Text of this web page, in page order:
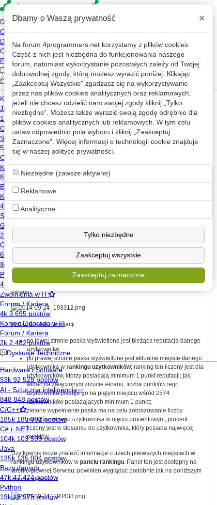
PomocKonto
Reputacja
Ten artykuł opisuje funkcjonalność reputacji w Serwisie.
***
Czym jestreputacja? Najprościej mówiąc, jest to informacja o
zaangażowaniu danego użytkownika w rozwój Serwisu
4programmers.net (dalej w skrócie: "Serwis"). Wskutek różnych czynności,
takich jak utworzenie wpisu na mikroblogu czy poprawa artykułu
użytkownik otrzymuje określoną liczbę punktów. Punkty te kumulowane są
na koncie danego użytkownika. Dzięki temu jesteśmy w stanie
zaoferować bardziej aktywnym użytkownikom dodatkowe uprawnienia, na
przykład możliwość usuwania postów ze środka wątku.
Gdzie znaleźć informacje o reputacji?
Użytkownik może sprawdzić reputację zarówno swoją, jak i innych
użytkowników w trzech miejscach:
, wybierając pozycję "Start" z menu po lewej stronie
(dotyczy tylko własnej reputacji);
wwidoku profilu, przechodząc do zakładki "Reputacja";
pop-up panelu profilu.
Informacja o reputacji wwidoku konta, po wybraniu pozycji "Start" z menu
po lewej stronie powinna wyglądać podobnie jak na poniższym zrzucie
ekranu:
Widać tu kilka informacji:
po lewej stronie paska wyświetlona jest bieżąca reputacja danego
użytkownika;
po prawej stronie paska wyświetlone jest aktualne miejsce danego
użytkownika w rankingu użytkowników; ranking ten liczony jest dla
użytkowników, którzy posiadają minimum 1 punkt reputacji; jak
widać na załączonym zrzucie ekranu, liczba punktów tego
użytkownika plasuje go na piątym miejscu wśród 2574
użytkowników posiadających minimum 1 punkt;
zielone wypełnienie paska ma na celu zobrazowanie liczby
punktów danego użytkownika w ujęciu procentowym; procent
liczony jest w stosunku do użytkownika, który posiada najwięcej
punktów.
Użytkownik może znaleźć informacje o trzech pierwszych miejscach w
rankingu użytkowników w panelu rankingu. Panel ten jest dostępny na
stronie głównej Serwisu; powinien wyglądać podobnie jak na poniższym
zrzucie ekranu:
Dbamy o Waszą prywatność ×
Na forum 4programmers.net korzystamy z plików cookies.
Część z nich jest niezbędna do funkcjonowania naszego
forum, natomiast wykorzystanie pozostałych zależy od Twojej
dobrowolnej zgody, którą możesz wyrazić poniżej. Klikając
„Zaakceptuj Wszystkie” zgadzasz się na wykorzystywanie
przez nas plików cookies analitycznych oraz reklamowych,
jeżeli nie chcesz udzielić nam swojej zgody kliknij „Tylko
niezbędne”. Możesz także wyrazić swoją zgodę odrębnie dla
plików cookies analitycznych lub reklamowych. W tym celu
ustaw odpowiednio pola wyboru i kliknij „Zaakceptuj
Zaznaczone”. Więcej informacji o technologii cookie znajduje
się w naszej polityce prywatności.
Niezbędne (zawsze aktywne)
Reklamowe
Analityczne
Tylko niezbędne
Zaakceptuj wszystkie
Zaakceptuj zaznaczone